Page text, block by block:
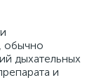
обычно
дыхательных
и